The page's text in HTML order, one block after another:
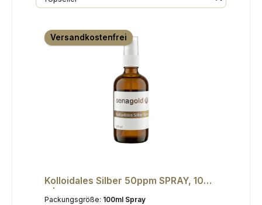
Versandkostenfrei
Kolloidales Silber 50ppm SPRAY, 100
ml
Packungsgröße: 100ml Spray